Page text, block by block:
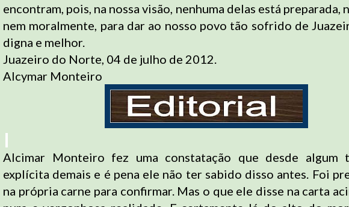
encontram, pois, na nossa visão, nenhuma delas está preparada,
nem moralmente, para dar ao nosso povo tão sofrido de
digna e melhor.
Juazeiro do Norte, 04 de julho de 2012.
Alcymar Monteiro
Alcimar Monteiro fez uma constatação que desde algum
explícita demais e é pena ele não ter sabido disso antes. Foi
na própria carne para confirmar. Mas o que ele disse na carta